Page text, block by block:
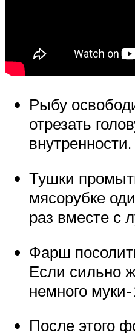
Рыбу
отрезать
внутренности.
Тушки
мясорубке
раз вместе с
Фарш
Если сильно
немного
После этого